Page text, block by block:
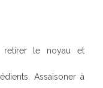
retirer le noyau et
Assaisoner à